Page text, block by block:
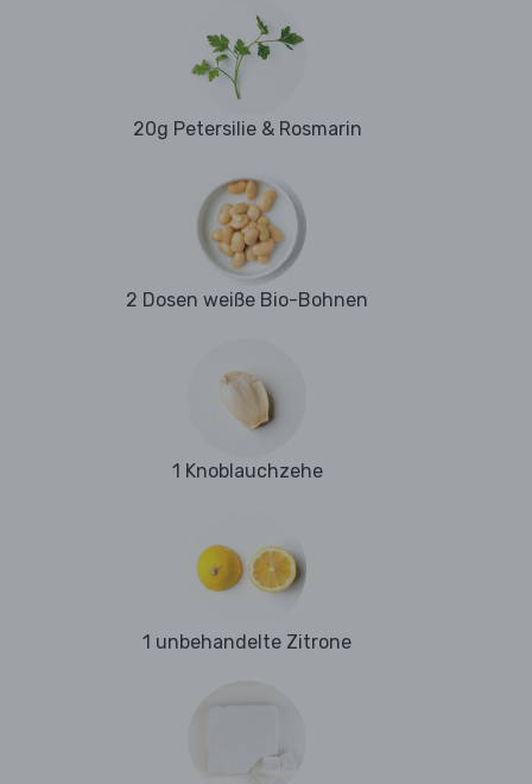
20g Petersilie & Rosmarin
2 Dosen weiße Bio-Bohnen
1 Knoblauchzehe
1 unbehandelte Zitrone